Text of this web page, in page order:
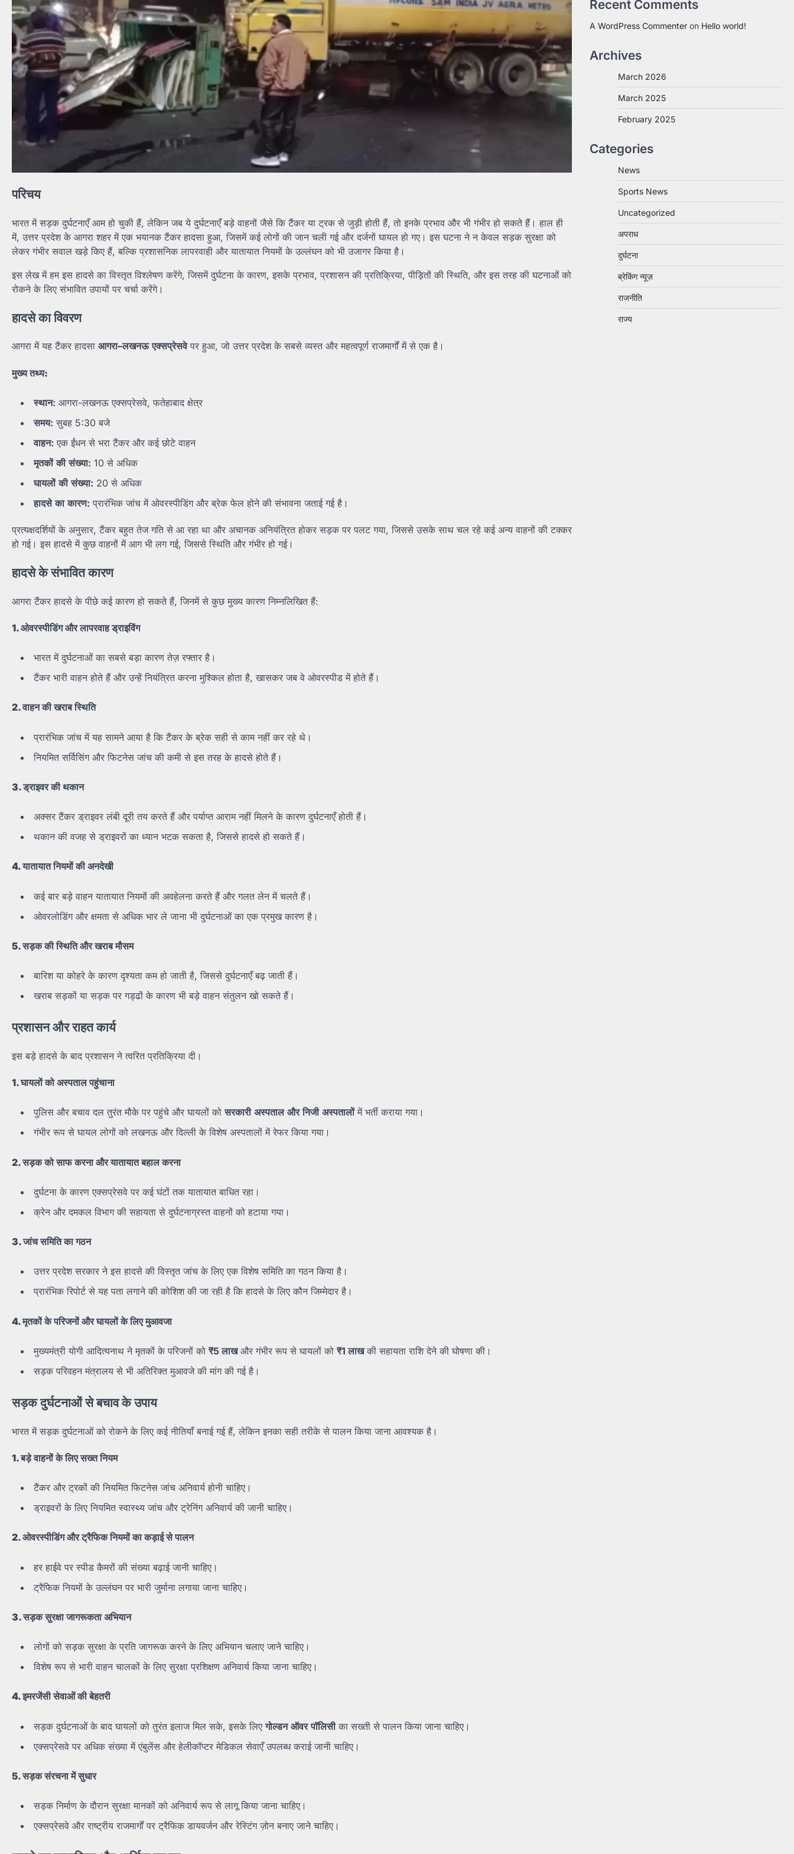
परिचय
भारत में सड़क दुर्घटनाएँ आम हो चुकी हैं, लेकिन जब ये दुर्घटनाएँ बड़े वाहनों जैसे कि टैंकर या ट्रक से जुड़ी होती हैं, तो इनके प्रभाव और भी गंभीर हो सकते हैं। हाल ही
में, उत्तर प्रदेश के आगरा शहर में एक भयानक टैंकर हादसा हुआ, जिसमें कई लोगों की जान चली गई और दर्जनों घायल हो गए। इस घटना ने न केवल सड़क सुरक्षा को
लेकर गंभीर सवाल खड़े किए हैं, बल्कि प्रशासनिक लापरवाही और यातायात नियमों के उल्लंघन को भी उजागर किया है।
इस लेख में हम इस हादसे का विस्तृत विश्लेषण करेंगे, जिसमें दुर्घटना के कारण, इसके प्रभाव, प्रशासन की प्रतिक्रिया, पीड़ितों की स्थिति, और इस तरह की घटनाओं को
रोकने के लिए संभावित उपायों पर चर्चा करेंगे।
हादसे का विवरण
आगरा में यह टैंकर हादसा आगरा–लखनऊ एक्सप्रेसवेपर हुआ, जो उत्तर प्रदेश के सबसे व्यस्त और महत्वपूर्ण राजमार्गों में से एक है।
मुख्य तथ्य:
स्थान: आगरा-लखनऊ एक्सप्रेसवे, फतेहाबाद क्षेत्र
समय: सुबह 5:30 बजे
वाहन: एक ईंधन से भरा टैंकर और कई छोटे वाहन
मृतकों की संख्या: 10 से अधिक
घायलों की संख्या: 20 से अधिक
हादसे का कारण: प्रारंभिक जांच में ओवरस्पीडिंग और ब्रेक फेल होने की संभावना जताई गई है।
प्रत्यक्षदर्शियों के अनुसार, टैंकर बहुत तेज गति से आ रहा था और अचानक अनियंत्रित होकर सड़क पर पलट गया, जिससे उसके साथ चल रहे कई अन्य वाहनों की टक्कर
हो गई। इस हादसे में कुछ वाहनों में आग भी लग गई, जिससे स्थिति और गंभीर हो गई।
हादसे के संभावित कारण
आगरा टैंकर हादसे के पीछे कई कारण हो सकते हैं, जिनमें से कुछ मुख्य कारण निम्नलिखित हैं:
1.ओवरस्पीडिंग और लापरवाह ड्राइविंग
भारत में दुर्घटनाओं का सबसे बड़ा कारण तेज़ रफ्तार है।
टैंकर भारी वाहन होते हैं और उन्हें नियंत्रित करना मुश्किल होता है, खासकर जब वे ओवरस्पीड में होते हैं।
2.वाहन की खराब स्थिति
प्रारंभिक जांच में यह सामने आया है कि टैंकर के ब्रेक सही से काम नहीं कर रहे थे।
नियमित सर्विसिंग और फिटनेस जांच की कमी से इस तरह के हादसे होते हैं।
3.ड्राइवर की थकान
अक्सर टैंकर ड्राइवर लंबी दूरी तय करते हैं और पर्याप्त आराम नहीं मिलने के कारण दुर्घटनाएँ होती हैं।
थकान की वजह से ड्राइवरों का ध्यान भटक सकता है, जिससे हादसे हो सकते हैं।
4.यातायात नियमों की अनदेखी
कई बार बड़े वाहन यातायात नियमों की अवहेलना करते हैं और गलत लेन में चलते हैं।
ओवरलोडिंग और क्षमता से अधिक भार ले जाना भी दुर्घटनाओं का एक प्रमुख कारण है।
5.सड़क की स्थिति और खराब मौसम
बारिश या कोहरे के कारण दृश्यता कम हो जाती है, जिससे दुर्घटनाएँ बढ़ जाती हैं।
खराब सड़कों या सड़क पर गड्ढों के कारण भी बड़े वाहन संतुलन खो सकते हैं।
प्रशासन और राहत कार्य
इस बड़े हादसे के बाद प्रशासन ने त्वरित प्रतिक्रिया दी।
1.घायलों को अस्पताल पहुंचाना
पुलिस और बचाव दल तुरंत मौके पर पहुंचे और घायलों कोसरकारी अस्पताल और निजी अस्पतालोंमें भर्ती कराया गया।
गंभीर रूप से घायल लोगों को लखनऊ और दिल्ली के विशेष अस्पतालों में रेफर किया गया।
2.सड़क को साफ करना और यातायात बहाल करना
दुर्घटना के कारण एक्सप्रेसवे पर कई घंटों तक यातायात बाधित रहा।
क्रेन और दमकल विभाग की सहायता से दुर्घटनाग्रस्त वाहनों को हटाया गया।
3.जांच समिति का गठन
उत्तर प्रदेश सरकार ने इस हादसे की विस्तृत जांच के लिए एक विशेष समिति का गठन किया है।
प्रारंभिक रिपोर्ट से यह पता लगाने की कोशिश की जा रही है कि हादसे के लिए कौन जिम्मेदार है।
4.मृतकों के परिजनों और घायलों के लिए मुआवजा
मुख्यमंत्री योगी आदित्यनाथ ने मृतकों के परिजनों को ₹5लाखऔर गंभीर रूप से घायलों को ₹1लाखकी सहायता राशि देने की घोषणा की।
सड़क परिवहन मंत्रालय से भी अतिरिक्त मुआवजे की मांग की गई है।
सड़क दुर्घटनाओं से बचाव के उपाय
भारत में सड़क दुर्घटनाओं को रोकने के लिए कई नीतियाँ बनाई गई हैं, लेकिन इनका सही तरीके से पालन किया जाना आवश्यक है।
1.बड़े वाहनों के लिए सख्त नियम
टैंकर और ट्रकों की नियमित फिटनेस जांच अनिवार्य होनी चाहिए।
ड्राइवरों के लिए नियमित स्वास्थ्य जांच और ट्रेनिंग अनिवार्य की जानी चाहिए।
2.ओवरस्पीडिंग और ट्रैफिक नियमों का कड़ाई से पालन
हर हाईवे पर स्पीड कैमरों की संख्या बढ़ाई जानी चाहिए।
ट्रैफिक नियमों के उल्लंघन पर भारी जुर्माना लगाया जाना चाहिए।
3.सड़क सुरक्षा जागरूकता अभियान
लोगों को सड़क सुरक्षा के प्रति जागरूक करने के लिए अभियान चलाए जाने चाहिए।
विशेष रूप से भारी वाहन चालकों के लिए सुरक्षा प्रशिक्षण अनिवार्य किया जाना चाहिए।
4.इमरजेंसी सेवाओं की बेहतरी
सड़क दुर्घटनाओं के बाद घायलों को तुरंत इलाज मिल सके, इसके लिएगोल्डन ऑवर पॉलिसीका सख्ती से पालन किया जाना चाहिए।
एक्सप्रेसवे पर अधिक संख्या में एंबुलेंस और हेलीकॉप्टर मेडिकल सेवाएँ उपलब्ध कराई जानी चाहिए।
5.सड़क संरचना में सुधार
सड़क निर्माण के दौरान सुरक्षा मानकों को अनिवार्य रूप से लागू किया जाना चाहिए।
एक्सप्रेसवे और राष्ट्रीय राजमार्गों पर ट्रैफिक डायवर्जन और रेस्टिंग ज़ोन बनाए जाने चाहिए।
Recent Comments
A WordPress Commenter on Hello world!
Archives
March 2026
March 2025
February 2025
Categories
News
Sports News
Uncategorized
अपराध
दुर्घटना
ब्रेकिंग न्यूज़
राजनीति
राज्य